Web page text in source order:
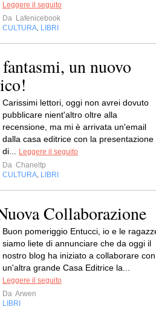
Leggere il seguito
Da Lafenicebook
CULTURA LIBRI
un nuovo
Carissimi lettori, oggi non avrei dovuto
pubblicare nient'altro oltre alla
recensione, ma mi è arrivata un'email
dalla casa editrice con la presentazione
di...
Leggere il seguito
Da Chaneltp
CULTURA LIBRI
Collaborazione
Buon pomeriggio Entucci, io e le
siamo liete di annunciare che da oggi il
nostro blog ha iniziato a collaborare con
un'altra grande Casa Editrice la...
Leggere il seguito
Da Arwen
LIBRI